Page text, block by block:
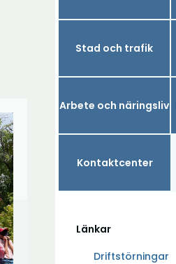
Stad och trafik
Arbete och näringsliv
Kontaktcenter
Länkar
Driftstörningar